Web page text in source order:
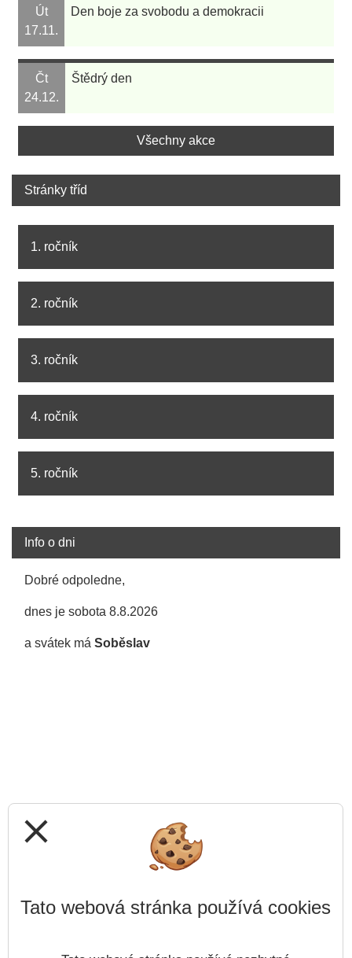
Út
17.11.
Den boje za svobodu a demokracii
Čt
24.12.
Štědrý den
Všechny akce
Stránky tříd
1. ročník
2. ročník
3. ročník
4. ročník
5. ročník
Info o dni
Dobré odpoledne,
dnes je sobota 8.8.2026
a svátek má Soběslav
close
Tato webová stránka používá cookies